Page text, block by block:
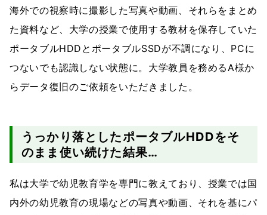
海外での視察時に撮影した写真や動画、それらをまとめ
た資料など、大学の授業で使用する教材を保存していた
ポータブルHDDとポータブルSSDが不調になり、PCに
つないでも認識しない状態に。大学教員を務めるA様か
らデータ復旧のご依頼をいただきました。
うっかり落としたポータブルHDDをそ
のまま使い続けた結果…
私は大学で幼児教育学を専門に教えており、授業では国
内外の幼児教育の現場などの写真や動画、それを基にパ